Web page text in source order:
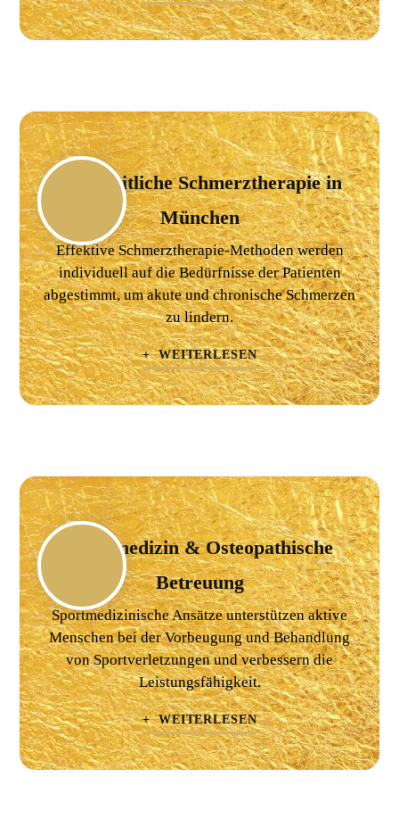
Ganzheitliche Schmerztherapie in
München
Effektive Schmerztherapie-Methoden werden
individuell auf die Bedürfnisse der Patienten
abgestimmt, um akute und chronische Schmerzen
zu lindern.
+ WEITERLESEN
Sportmedizin & Osteopathische
Betreuung
Sportmedizinische Ansätze unterstützen aktive
Menschen bei der Vorbeugung und Behandlung
von Sportverletzungen und verbessern die
Leistungsfähigkeit.
+ WEITERLESEN